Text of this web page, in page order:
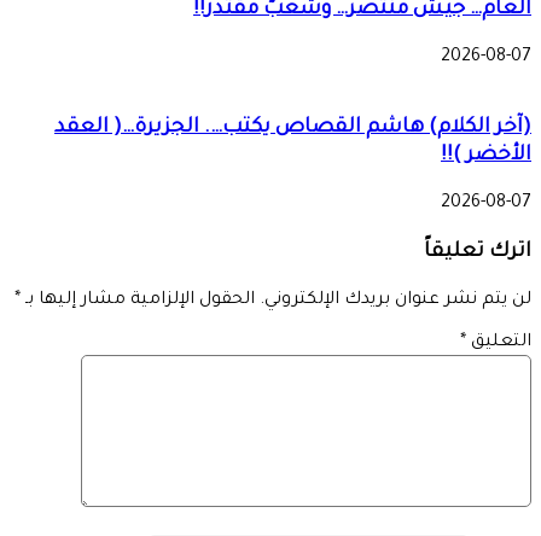
العام… جيشٌ منتصر… وشعبٌ مقتدر!!
2026-08-07
(آخر الكلام) هاشم القصاص يكتب…. الجزيرة…( العقد
الأخضر )!!
2026-08-07
اترك تعليقاً
لن يتم نشر عنوان بريدك الإلكتروني. الحقول الإلزامية مشار إليها بـ *
التعليق *